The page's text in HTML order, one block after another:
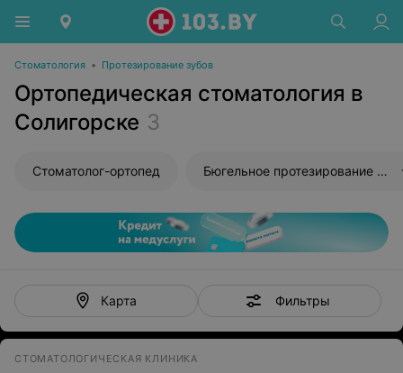
Стоматология • Протезирование зубов
Ортопедическая стоматология в
Солигорске 3
Стоматолог-ортопед Бюгельное протезирование зубов
Карта Фильтры
СТОМАТОЛОГИЧЕСКАЯ КЛИНИКА